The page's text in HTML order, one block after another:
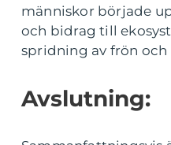
människor började
och bidrag till
spridning av frön
Avslutning: